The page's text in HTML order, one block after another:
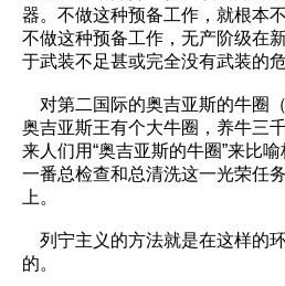
器。不做这种预备工作，就根本
不做这种预备工作，无产阶级在
于武装不足甚或完全没有武装
对第二国际的奥吉亚斯的牛圈
奥吉亚斯王有个大牛圈，养牛三
来人们用“奥吉亚斯的牛圈”来比
一番总检查和总清洗这一光荣任
上。
列宁主义的方法就是在这样的
的。